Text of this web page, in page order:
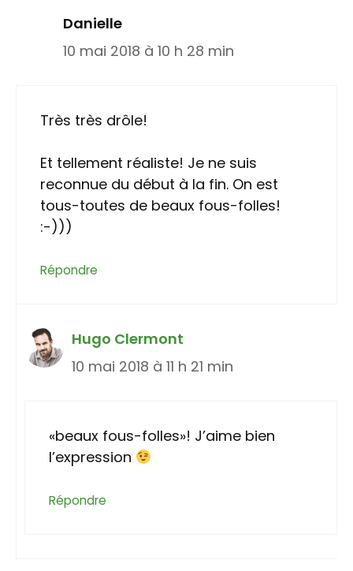
Danielle
10 mai 2018 à 10 h 28 min
Très très drôle!
Et tellement réaliste! Je ne suis
reconnue du début à la fin. On est
tous-toutes de beaux fous-folles!
:-)))
Répondre
Hugo Clermont
10 mai 2018 à 11 h 21 min
«beaux fous-folles»! J’aime bien
l’expression
Répondre